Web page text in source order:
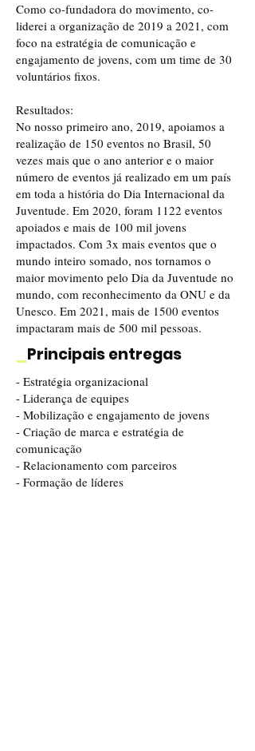
Como co-fundadora do movimento, co-
liderei a organização de 2019 a 2021, com
foco na estratégia de comunicação e
engajamento de jovens, com um time de 30
voluntários fixos.
Resultados:
No nosso primeiro ano, 2019, apoiamos a
realização de 150 eventos no Brasil, 50
vezes mais que o ano anterior e o maior
número de eventos já realizado em um país
em toda a história do Dia Internacional da
Juventude. Em 2020, foram 1122 eventos
apoiados e mais de 100 mil jovens
impactados. Com 3x mais eventos que o
mundo inteiro somado, nos tornamos o
maior movimento pelo Dia da Juventude no
mundo, com reconhecimento da ONU e da
Unesco. Em 2021, mais de 1500 eventos
impactaram mais de 500 mil pessoas.
Principais entregas
- Estratégia organizacional
- Liderança de equipes
- Mobilização e engajamento de jovens
- Criação de marca e estratégia de
comunicação
- Relacionamento com parceiros
- Formação de líderes